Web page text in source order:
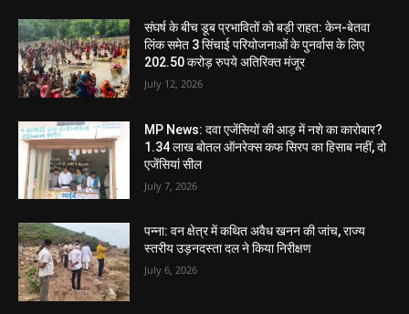
संघर्ष के बीच डूब प्रभावितों को बड़ी राहत: केन-बेतवा
लिंक समेत 3 सिंचाई परियोजनाओं के पुनर्वास के लिए
202.50 करोड़ रुपये अतिरिक्त मंजूर
July 12, 2026
MP News: दवा एजेंसियों की आड़ में नशे का कारोबार?
1.34 लाख बोतल ऑनरेक्स कफ सिरप का हिसाब नहीं, दो
एजेंसियां सील
July 7, 2026
पन्ना: वन क्षेत्र में कथित अवैध खनन की जांच, राज्य
स्तरीय उड़नदस्ता दल ने किया निरीक्षण
July 6, 2026